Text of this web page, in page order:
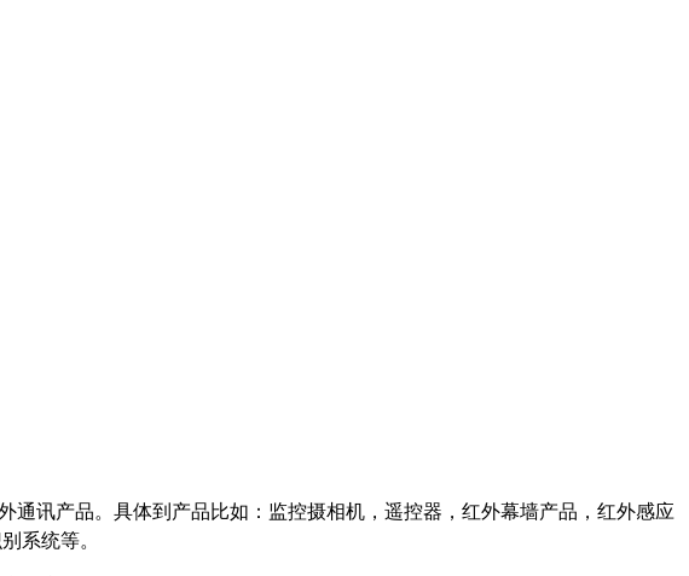
讯产品。具体到产品比如：监控摄相机，遥控器，红外幕墙产品，红外感应
系统等。